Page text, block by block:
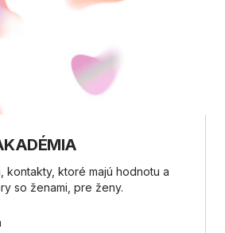
kontakty, ktoré majú hodnotu a
so ženami, pre ženy.